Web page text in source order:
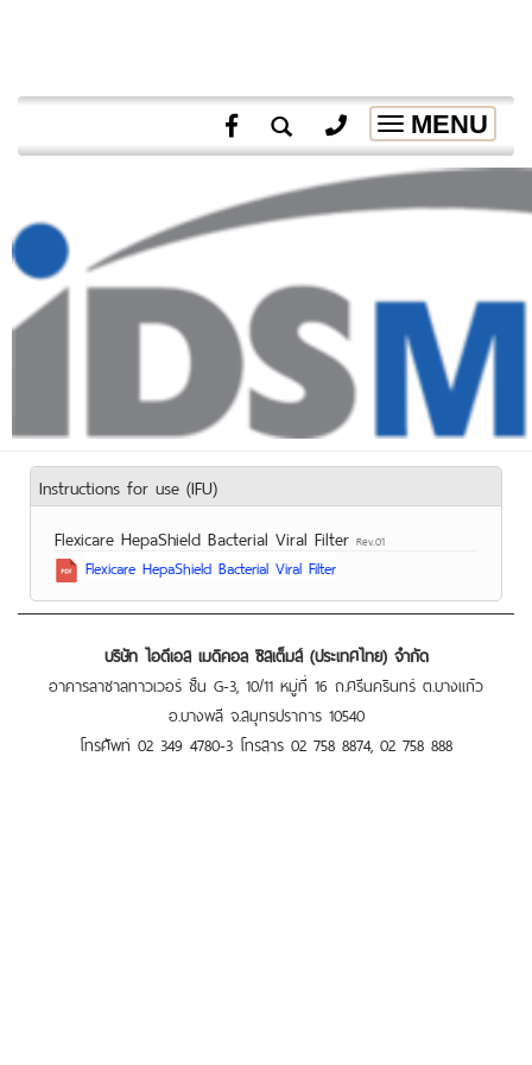
Toggle
navigation
MENU
Instructions for use (IFU)
Flexicare HepaShield Bacterial Viral Filter Rev.01
Flexicare HepaShield Bacterial Viral Filter
บริษัท ไอดีเอส เมดิคอล ซิสเต็มส์ (ประเทศไทย) จำกัด
อาคารลาซาลทาวเวอร์ ชั้น G-3, 10/11 หมู่ที่ 16 ถ.ศรีนครินทร์ ต.บางแก้ว
อ.บางพลี จ.สมุทรปราการ 10540
โทรศัพท์ 02 349 4780-3 โทรสาร 02 758 8874, 02 758 888